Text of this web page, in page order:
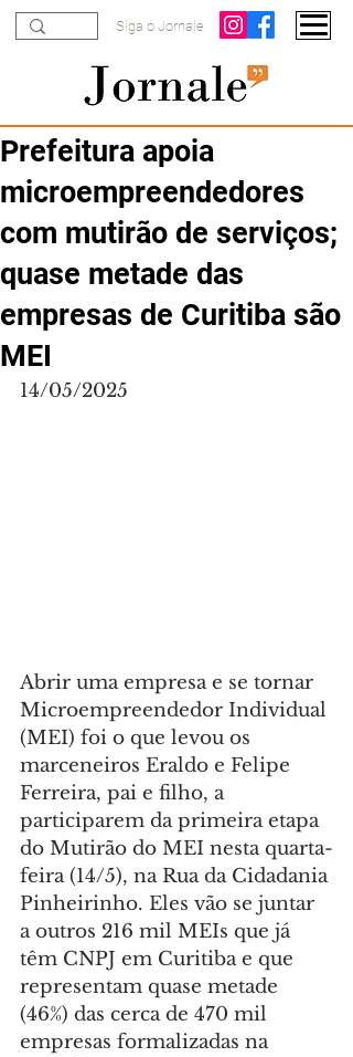
Siga o Jornale
Prefeitura apoia
microempreendedores
com mutirão de serviços;
quase metade das
empresas de Curitiba são
MEI
14/05/2025
Abrir uma empresa e se tornar
Microempreendedor Individual
(MEI) foi o que levou os
marceneiros Eraldo e Felipe
Ferreira, pai e filho, a
participarem da primeira etapa
do Mutirão do MEI nesta quarta-
feira (14/5), na Rua da Cidadania
Pinheirinho. Eles vão se juntar
a outros 216 mil MEIs que já
têm CNPJ em Curitiba e que
representam quase metade
(46%) das cerca de 470 mil
empresas formalizadas na